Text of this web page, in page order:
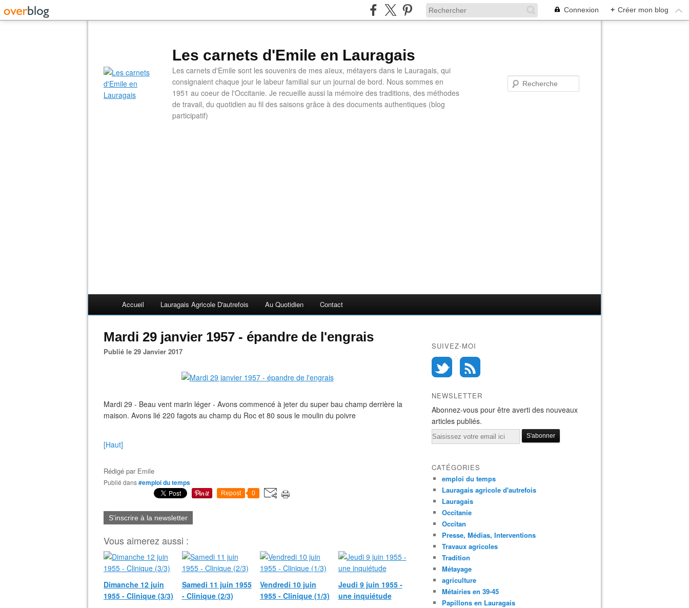
Connexion + Créer mon blog
Les carnets d'Emile en Lauragais
Les carnets d'Emile sont les souvenirs de mes aïeux, métayers dans le Lauragais, qui
consignaient chaque jour le labeur familial sur un journal de bord. Nous sommes en
1951 au coeur de l'Occitanie. Je recueille aussi la mémoire des traditions, des méthodes
de travail, du quotidien au fil des saisons grâce à des documents authentiques (blog
participatif)
Accueil Lauragais Agricole D'autrefois Au Quotidien Contact
Mardi 29 janvier 1957 - épandre de l'engrais
Publié le 29 Janvier 2017
Mardi 29 - Beau vent marin léger - Avons commencé à jeter du super bau champ derrière la
maison. Avons lié 220 fagots au champ du Roc et 80 sous le moulin du poivre
[Haut]
Rédigé par Emile
Publié dans#emploi du temps
Repost 0
S'inscrire à la newsletter
Vous aimerez aussi :
Dimanche 12 juin
1955 - Clinique (3/3)
Samedi 11 juin 1955
- Clinique (2/3)
Vendredi 10 juin
1955 - Clinique (1/3)
Jeudi 9 juin 1955 -
une inquiétude
SUIVEZ-MOI
NEWSLETTER
Abonnez-vous pour être averti des nouveaux
articles publiés.
Email
CATÉGORIES
emploi du temps
Lauragais agricole d'autrefois
Lauragais
Occitanie
Occitan
Presse, Médias, Interventions
Travaux agricoles
Tradition
Métayage
agriculture
Métairies en 39-45
Papillons en Lauragais